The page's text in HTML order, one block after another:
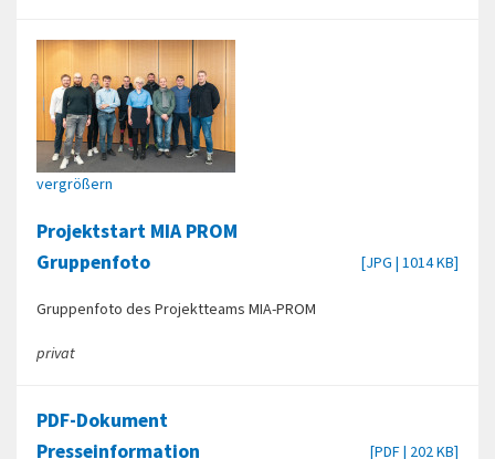
vergrößern
Projektstart MIA PROM
Gruppenfoto
[JPG | 1014 KB]
Gruppenfoto des Projektteams MIA-PROM
privat
PDF-Dokument
Presseinformation
[PDF | 202 KB]